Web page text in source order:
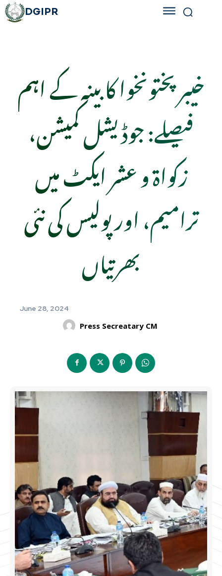
DGIPR
خیبر پختونخوا کابینہ کے اہم
فیصلے: جوڈیشل کمیشن،
زکواۃ و عشر ایکٹ میں
ترامیم، اور پولیس کی نئی
بھرتیاں
June 28, 2024
Press Secreatary CM